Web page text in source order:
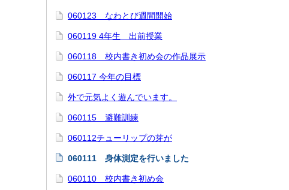
060123 なわとび週間開始
060119 4年生 出前授業
060118 校内書き初め会の作品展示
060117 今年の目標
外で元気よく遊んでいます。
060115 避難訓練
060112チューリップの芽が
060111 身体測定を行いました
060110 校内書き初め会